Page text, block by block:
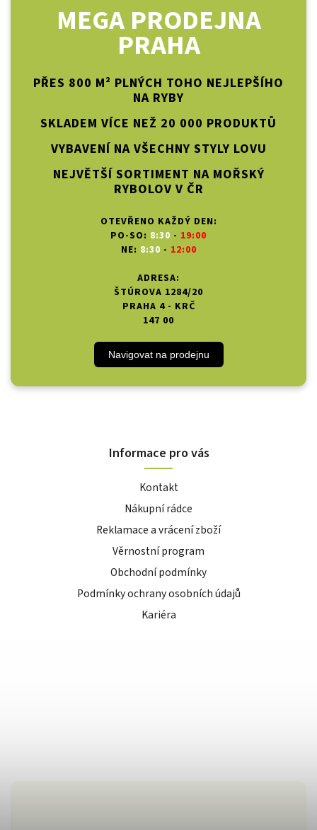
MEGA PRODEJNA
PRAHA
PŘES 800 M² PLNÝCH TOHO NEJLEPŠÍHO
NA RYBY
SKLADEM VÍCE NEŽ 20 000 PRODUKTŮ
VYBAVENÍ NA VŠECHNY STYLY LOVU
NEJVĚTŠÍ SORTIMENT NA MOŘSKÝ
RYBOLOV V ČR
OTEVŘENO KAŽDÝ DEN:
PO-SO: 8:30 - 19:00
NE: 8:30 - 12:00
ADRESA:
ŠTÚROVA 1284/20
PRAHA 4 - KRČ
147 00
Navigovat na prodejnu
Informace pro vás
Kontakt
Nákupní rádce
Reklamace a vrácení zboží
Věrnostní program
Obchodní podmínky
Podmínky ochrany osobních údajů
Kariéra